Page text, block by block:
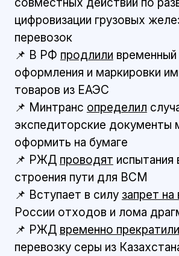
цифровизации грузовых
перевозок
📌 В РФ продлили
оформления и маркировки
товаров из ЕАЭС
📌 Минтранс определил
экспедиторские документы
оформить на бумаге
📌 РЖД проводят испытания
строения пути для ВСМ
📌 Вступает в силу запрет на
России отходов и лома
📌 РЖД временно прекратили
перевозку серы из